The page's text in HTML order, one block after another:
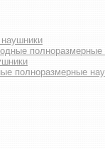
полноразмерные
полноразмерные